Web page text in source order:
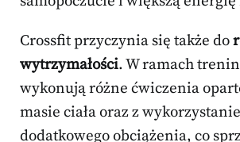
Crossfit przyczynia się także do
wytrzymałości. W ramach
wykonują różne ćwiczenia
masie ciała oraz z
dodatkowego obciążenia, co